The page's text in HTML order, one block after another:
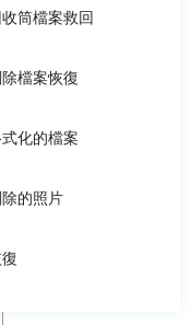
筒檔案救回
檔案恢復
化的檔案
的照片